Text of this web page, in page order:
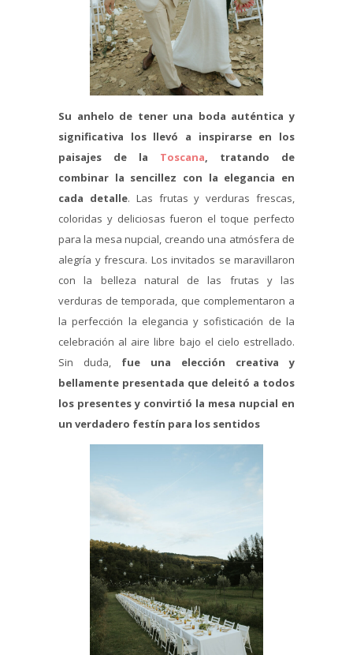
Su anhelo de tener una boda auténtica y
significativa los llevó a inspirarse en los
paisajes de la Toscana , tratando de
combinar la sencillez con la elegancia en
cada detalle. Las frutas y verduras frescas,
coloridas y deliciosas fueron el toque perfecto
para la mesa nupcial, creando una atmósfera de
alegría y frescura. Los invitados se maravillaron
con la belleza natural de las frutas y las
verduras de temporada, que complementaron a
la perfección la elegancia y sofisticación de la
celebración al aire libre bajo el cielo estrellado.
Sin duda, fue una elección creativa y
bellamente presentada que deleitó a todos
los presentes y convirtió la mesa nupcial en
un verdadero festín para los sentidos